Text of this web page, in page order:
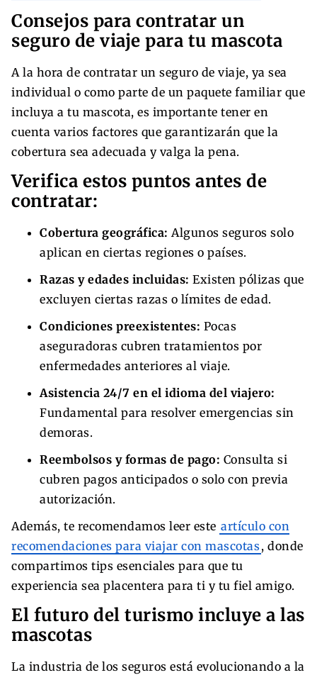
Consejos para contratar un
seguro de viaje para tu mascota
A la hora de contratar un seguro de viaje, ya sea
individual o como parte de un paquete familiar que
incluya a tu mascota, es importante tener en
cuenta varios factores que garantizarán que la
cobertura sea adecuada y valga la pena.
Verifica estos puntos antes de
contratar:
Cobertura geográfica: Algunos seguros solo
aplican en ciertas regiones o países.
Razas y edades incluidas: Existen pólizas que
excluyen ciertas razas o límites de edad.
Condiciones preexistentes: Pocas
aseguradoras cubren tratamientos por
enfermedades anteriores al viaje.
Asistencia 24/7 en el idioma del viajero:
Fundamental para resolver emergencias sin
demoras.
Reembolsos y formas de pago: Consulta si
cubren pagos anticipados o solo con previa
autorización.
Además, te recomendamos leer este artículo con
recomendaciones para viajar con mascotas, donde
compartimos tips esenciales para que tu
experiencia sea placentera para ti y tu fiel amigo.
El futuro del turismo incluye a las
mascotas
La industria de los seguros está evolucionando a la